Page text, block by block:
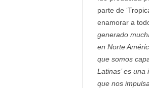
parte de
enamorar a
generado
en Norte
que somos
Latinas’ es
que nos